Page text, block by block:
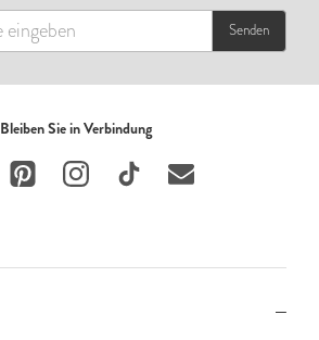
Senden
Bleiben Sie in Verbindung